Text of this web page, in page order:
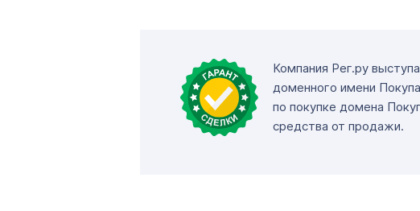
Компания Рег.ру
доменного имени
по покупке домена
средства от продажи.